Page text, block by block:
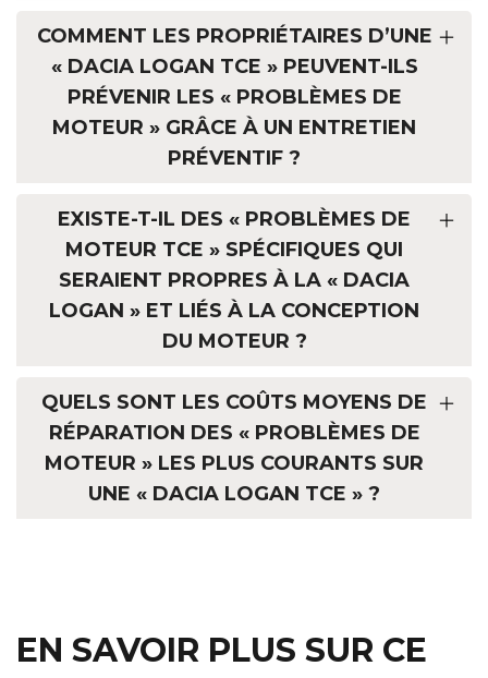
COMMENT LES PROPRIÉTAIRES D’UNE
« DACIA LOGAN TCE » PEUVENT-ILS
PRÉVENIR LES « PROBLÈMES DE
MOTEUR » GRÂCE À UN ENTRETIEN
PRÉVENTIF ?
EXISTE-T-IL DES « PROBLÈMES DE
MOTEUR TCE » SPÉCIFIQUES QUI
SERAIENT PROPRES À LA « DACIA
LOGAN » ET LIÉS À LA CONCEPTION
DU MOTEUR ?
QUELS SONT LES COÛTS MOYENS DE
RÉPARATION DES « PROBLÈMES DE
MOTEUR » LES PLUS COURANTS SUR
UNE « DACIA LOGAN TCE » ?
EN SAVOIR PLUS SUR CE